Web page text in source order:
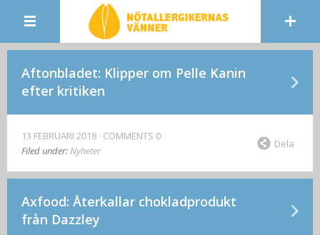
Aftonbladet: Klipper om Pelle Kanin
efter kritiken
13 FEBRUARI 2018 COMMENTS 0
Filed under:Nyheter
Dela
Axfood: Återkallar chokladprodukt
från Dazzley